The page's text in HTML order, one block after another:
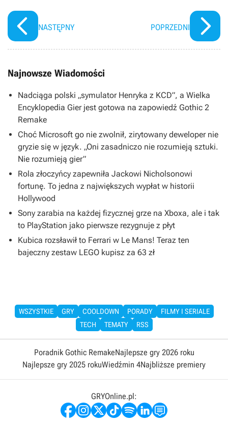
NASTĘPNY POPRZEDNI
Najnowsze Wiadomości
Nadciąga polski „symulator Henryka z KCD”, a Wielka
Encyklopedia Gier jest gotowa na zapowiedź Gothic 2
Remake
Choć Microsoft go nie zwolnił, zirytowany deweloper nie
gryzie się w język. „Oni zasadniczo nie rozumieją sztuki.
Nie rozumieją gier”
Rola złoczyńcy zapewniła Jackowi Nicholsonowi
fortunę. To jedna z największych wypłat w historii
Hollywood
Sony zarabia na każdej fizycznej grze na Xboxa, ale i tak
to PlayStation jako pierwsze rezygnuje z płyt
Kubica rozsławił to Ferrari w Le Mans! Teraz ten
bajeczny zestaw LEGO kupisz za 63 zł
WSZYSTKIE GRY COOLDOWN PORADY
FILMY I SERIALE
TECH
TEMATY RSS
Poradnik Gothic RemakeNajlepsze gry 2026 roku
Najlepsze gry 2025 rokuWiedźmin 4Najbliższe premiery
GRYOnline.pl: